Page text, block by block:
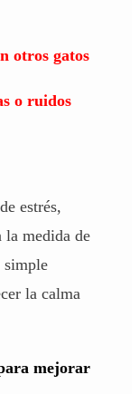
otros gatos
o ruidos
estrés,
la medida de
simple
la calma
mejorar